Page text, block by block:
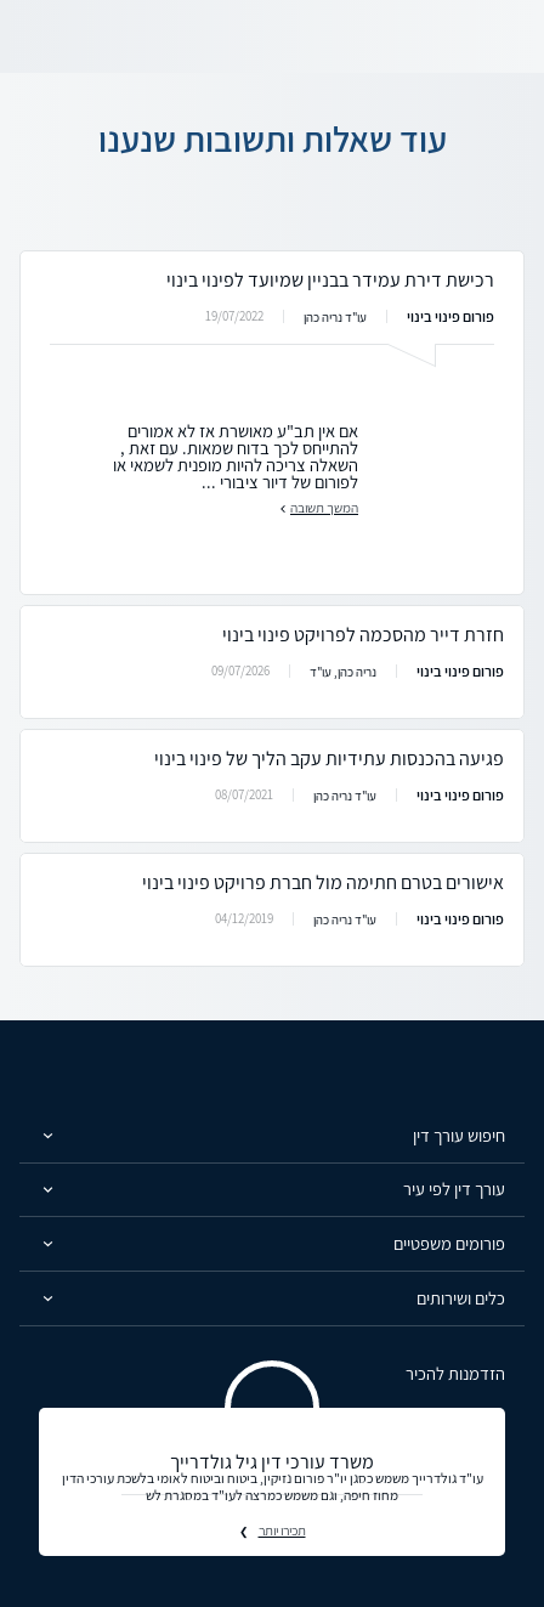
עוד שאלות ותשובות שנענו
רכישת דירת עמידר בבניין שמיועד לפינוי בינוי
פורום פינוי בינוי עו"ד נריה כהן 19/07/2022
אם אין תב"ע מאושרת אז לא אמורים
להתייחס לכך בדוח שמאות. עם זאת ,
השאלה צריכה להיות מופנית לשמאי או
לפורום של דיור ציבורי ...
המשך תשובה
חזרת דייר מהסכמה לפרויקט פינוי בינוי
פורום פינוי בינוי נריה כהן, עו"ד 09/07/2026
פגיעה בהכנסות עתידיות עקב הליך של פינוי בינוי
פורום פינוי בינוי עו"ד נריה כהן 08/07/2021
אישורים בטרם חתימה מול חברת פרויקט פינוי בינוי
פורום פינוי בינוי עו"ד נריה כהן 04/12/2019
חיפוש עורך דין
עורך דין לפי עיר
פורומים משפטיים
כלים ושירותים
הזדמנות להכיר
משרד עורכי דין גיל גולדרייך
עו"ד גולדרייך משמש כסגן יו"ר פורום נזיקין, ביטוח וביטוח לאומי בלשכת עורכי הדין
מחוז חיפה, וגם משמש כמרצה לעו"ד במסגרת לש
תכירו יותר